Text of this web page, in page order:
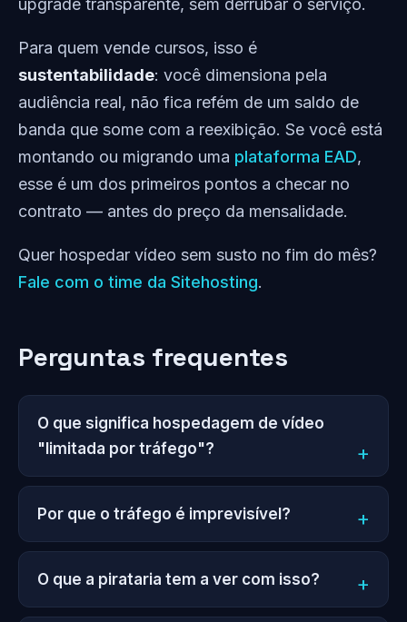
upgrade transparente, sem derrubar o serviço.
Para quem vende cursos, isso é
sustentabilidade: você dimensiona pela
audiência real, não fica refém de um saldo de
banda que some com a reexibição. Se você está
montando ou migrando uma plataforma EAD,
esse é um dos primeiros pontos a checar no
contrato — antes do preço da mensalidade.
Quer hospedar vídeo sem susto no fim do mês?
Fale com o time da Sitehosting.
Perguntas frequentes
O que significa hospedagem de vídeo
"limitada por tráfego"?
Por que o tráfego é imprevisível?
O que a pirataria tem a ver com isso?